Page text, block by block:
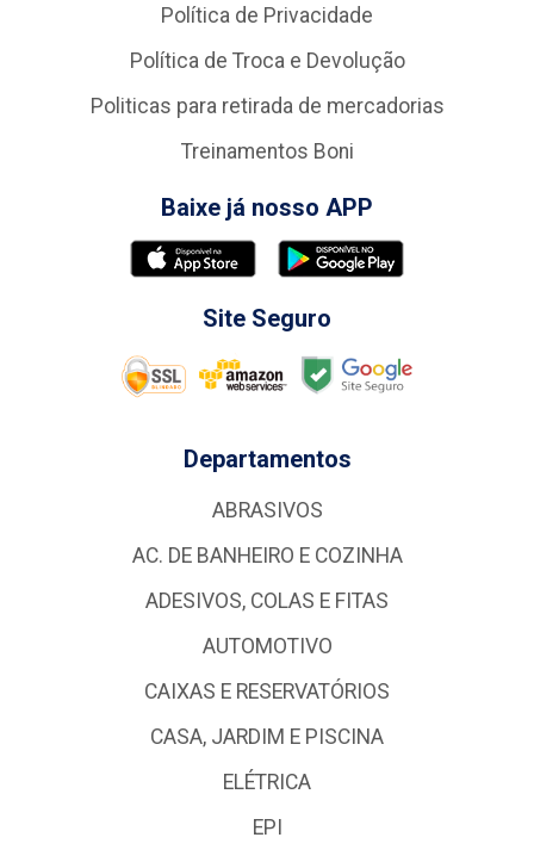
Política de Privacidade
Política de Troca e Devolução
Politicas para retirada de mercadorias
Treinamentos Boni
Baixe já nosso APP
Site Seguro
Departamentos
ABRASIVOS
AC. DE BANHEIRO E COZINHA
ADESIVOS, COLAS E FITAS
AUTOMOTIVO
CAIXAS E RESERVATÓRIOS
CASA, JARDIM E PISCINA
ELÉTRICA
EPI